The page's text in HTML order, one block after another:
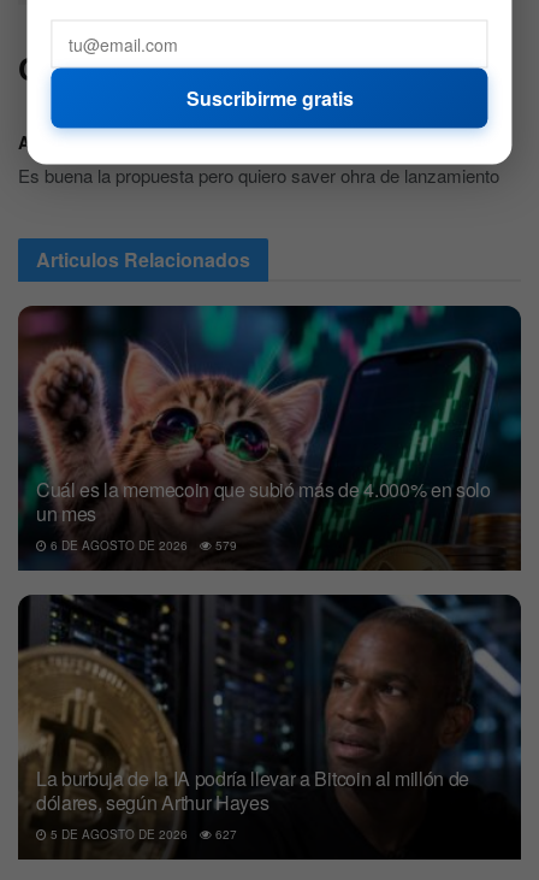
Comentarios 1
Andres felipe galeano 4 años atrás
Es buena la propuesta pero quiero saver ohra de lanzamiento
Articulos Relacionados
Cuál es la memecoin que subió más de 4.000% en solo
un mes
6 DE AGOSTO DE 2026 579
La burbuja de la IA podría llevar a Bitcoin al millón de
dólares, según Arthur Hayes
5 DE AGOSTO DE 2026 627
Suscribirme gratis